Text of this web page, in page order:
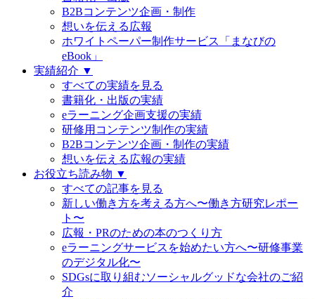
B2Bコンテンツ企画・制作
想いを伝える広報
ホワイトペーパー制作サービス「まなびの
eBook」
実績紹介 ▼
すべての実績を見る
書籍化・出版の実績
eラーニング企画支援の実績
研修用コンテンツ制作の実績
B2Bコンテンツ企画・制作の実績
想いを伝える広報の実績
お役立ち読み物 ▼
すべての記事を見る
新しい働き方を考える方へ〜働き方研究レポー
ト〜
広報・PRのための本のつくり方
eラーニングサービスを始めたい方へ〜研修事業
のデジタル化〜
SDGsに取り組むソーシャルグッドな会社のご紹
介